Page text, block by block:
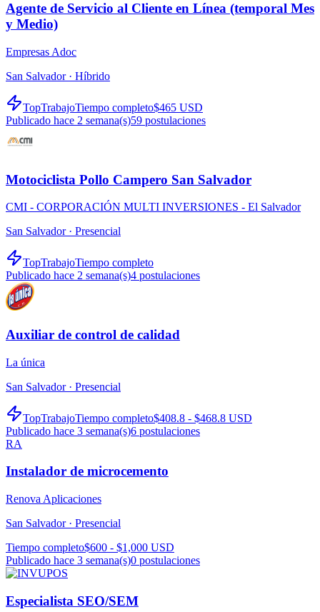
Agente de Servicio al Cliente en Línea (temporal Mes
y Medio)
Empresas Adoc
San Salvador · Híbrido
TopTrabajoTiempo completo$465 USD
Publicado hace 2 semana(s)59 postulaciones
Motociclista Pollo Campero San Salvador
CMI - CORPORACIÓN MULTI INVERSIONES - El Salvador
San Salvador · Presencial
TopTrabajoTiempo completo
Publicado hace 2 semana(s)4 postulaciones
Auxiliar de control de calidad
La única
San Salvador · Presencial
TopTrabajoTiempo completo$408.8 - $468.8 USD
Publicado hace 3 semana(s)6 postulaciones
RA
Instalador de microcemento
Renova Aplicaciones
San Salvador · Presencial
Tiempo completo$600 - $1,000 USD
Publicado hace 3 semana(s)0 postulaciones
Especialista SEO/SEM